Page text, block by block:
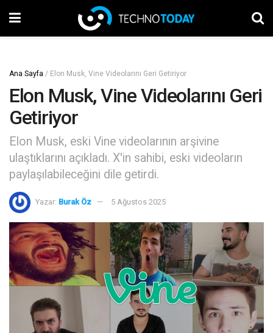
Ana Sayfa / Elon Musk, Vine Videolarını Geri Getiriyor
Elon Musk, Vine Videolarını Geri
Getiriyor
Elon Musk, eski Vine videolarının arşivine
ulaştıklarını açıkladı. X'in sahibi, eski videoların
paylaşılabileceğini dile getirdi.
Yazar: Burak Öz 5 Ağustos 2025